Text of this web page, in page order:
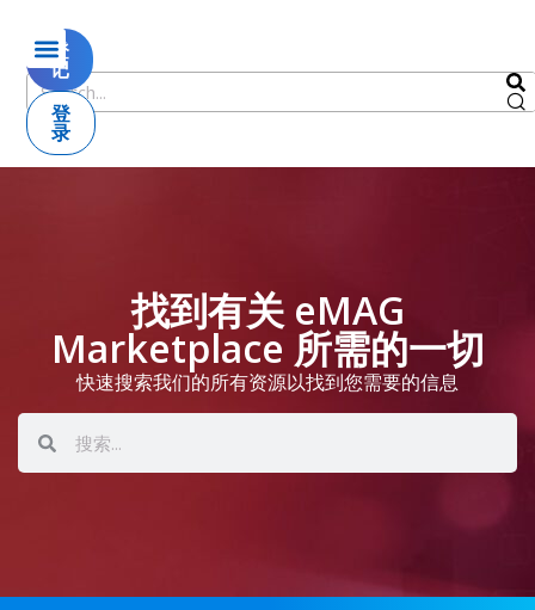
登
记
登
录
找到有关 eMAG
Marketplace 所需的一切
快速搜索我们的所有资源以找到您需要的信息